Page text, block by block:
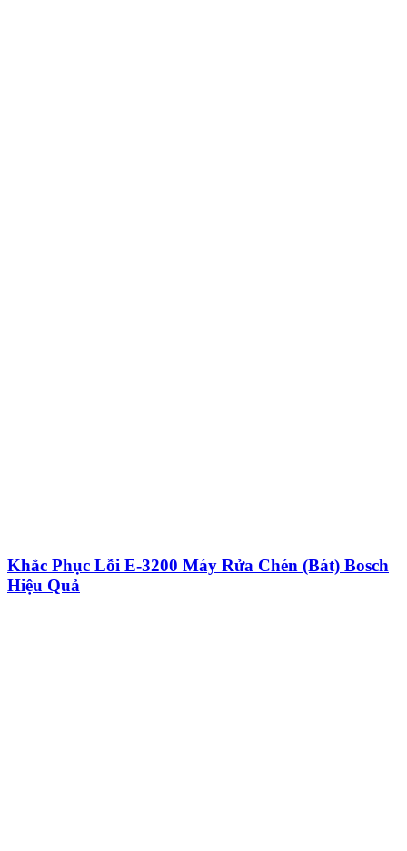
Khắc Phục Lỗi E-3200 Máy Rửa Chén (Bát) Bosch
Hiệu Quả